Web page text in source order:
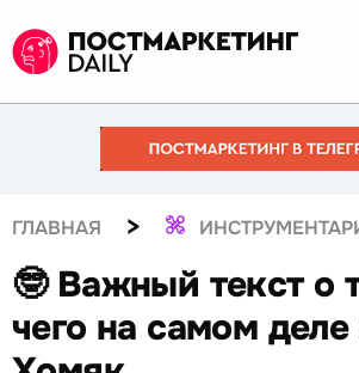
ГЛАВНАЯ >
🤓 Важный текст о
чего на самом деле